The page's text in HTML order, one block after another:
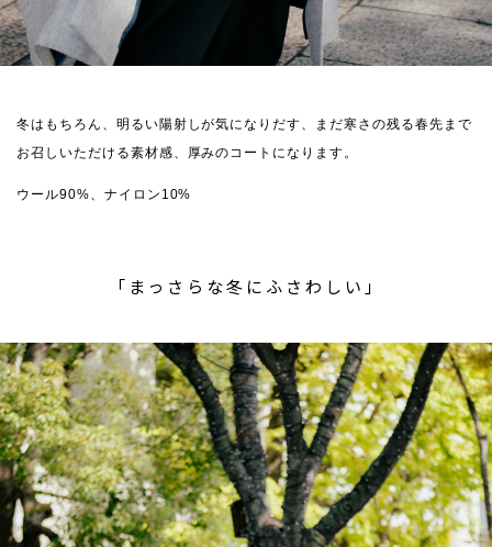
冬はもちろん、明るい陽射しが気になりだす、まだ寒さの残る春先まで
お召しいただける素材感、厚みのコートになります。
ウール90%、ナイロン10%
「まっさらな冬にふさわしい」